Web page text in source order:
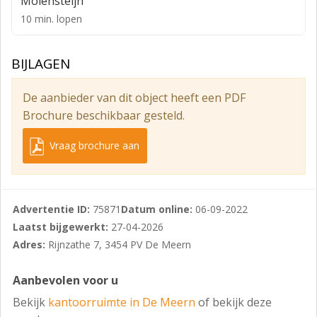
3e verdieping (unit 12) ca. 216 m² v.v.o. kantoorruimte
Kantoorruimte: € 150,- per m² v.v.o. per jaar;
Parkeerplaats: € 800,- per plaats per jaar.
Bovengenoemde huurprijs dient te worden
vermeerderd met BTW.
Servicekosten:
omzetbelasting als voorschot op basis van nacalculatie,
voor de kosten van de navolgende leveringen en
diensten:
10 min. lopen
BIJLAGEN
De aanbieder van dit object heeft een PDF
Brochure beschikbaar gesteld.
Vraag brochure aan
Advertentie ID: 75871 Datum online: 06-09-2022
Laatst bijgewerkt: 27-04-2026
Adres: Rijnzathe 7, 3454 PV De Meern
Aanbevolen voor u
Bekijk kantoorruimte in De Meern of bekijk deze